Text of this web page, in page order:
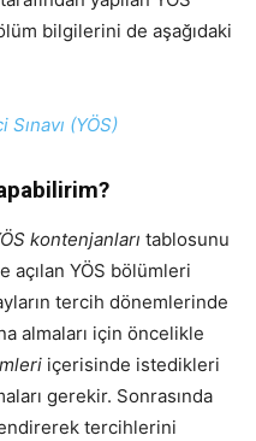
bilgilerini de aşağıdaki
(YÖS)
kontenjanları tablosunu
YÖS bölümleri
tercih dönemlerinde
almaları için öncelikle
içerisinde istedikleri
gerekir. Sonrasında
tercihlerini